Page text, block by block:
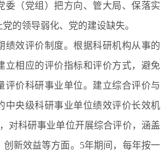
委（党组）把方向、管大局、保落实
的领导弱化、党的建设缺失。
效评价制度。根据科研机构从事的
立相应的评价指标和评价方式，避免
评价科研事业单位。建立综合评价与
中央级科研事业单位绩效评价长效机
对科研事业单位开展综合评价，涵盖
新效益等方面。5年期间，每年按一